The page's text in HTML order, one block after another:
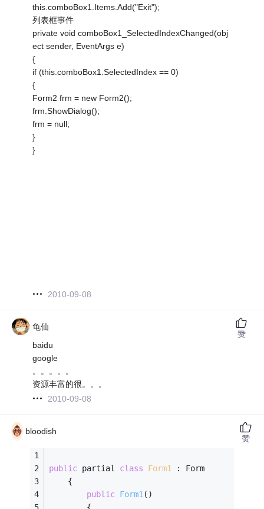
this.comboBox1.Items.Add("Exit");
列表框事件
private void comboBox1_SelectedIndexChanged(obj
ect sender, EventArgs e)
{
if (this.comboBox1.SelectedIndex == 0)
{
Form2 frm = new Form2();
frm.ShowDialog();
frm = null;
}
}
2010-09-08
龟仙
baidu
google
。。。。。
资源丰富的很。。。
2010-09-08
赞
bloodish
public partial class Form1 :
Form
    {
public Form1 ()
        {
赞